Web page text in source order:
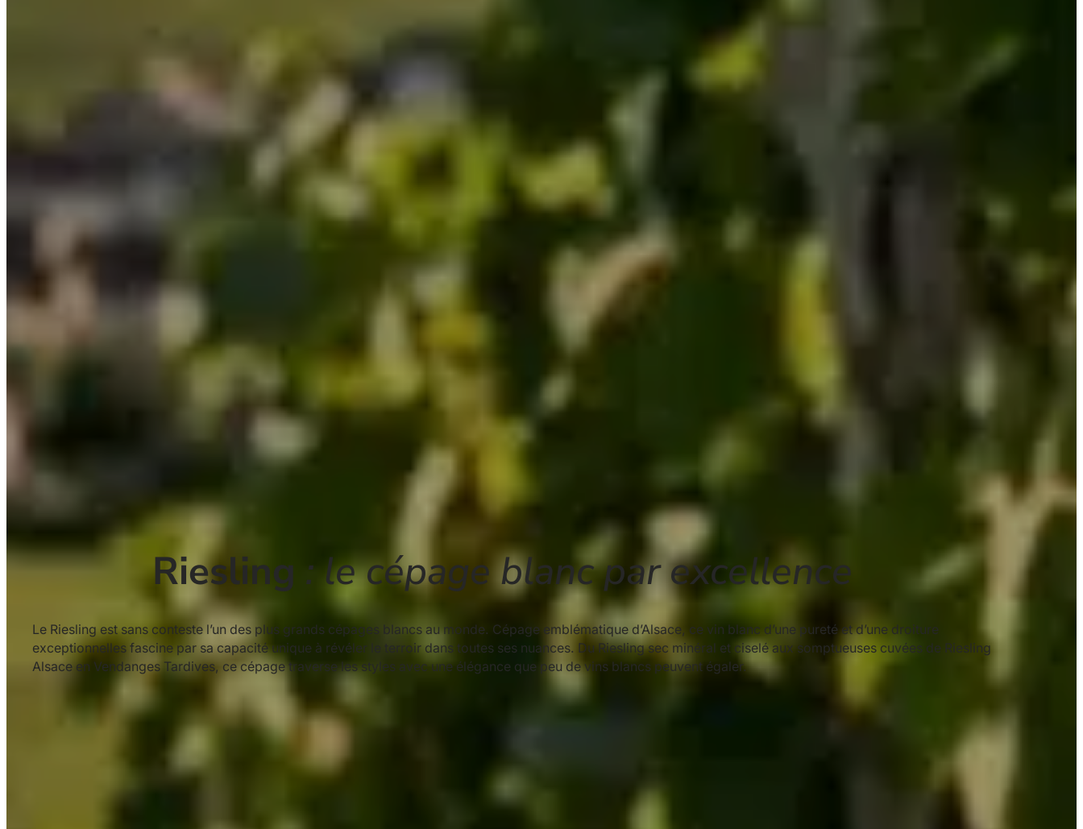
Riesling : le cépage blanc par excellence
Le Riesling est sans conteste l’un des plus grands cépages blancs au monde. Cépage emblématique d’Alsace, ce vin blanc d’une pureté et d’une droiture
exceptionnelles fascine par sa capacité unique à révéler le terroir dans toutes ses nuances. Du Riesling sec minéral et ciselé aux somptueuses cuvées de Riesling
Alsace en Vendanges Tardives, ce cépage traverse les styles avec une élégance que peu de vins blancs peuvent égaler.